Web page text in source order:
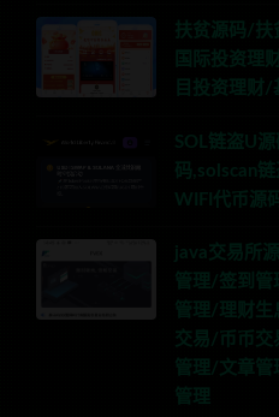
扶贫源码/扶
国际投资理
目投资理财
SOL链盗U
码,solscan
WIFI代币源
java交易所
管理/签到
管理/理财生
交易/币币
管理/文章
管理